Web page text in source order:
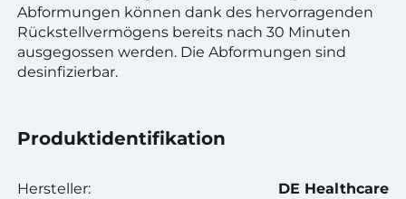
Abformungen können dank des hervorragenden
Rückstellvermögens bereits nach 30 Minuten
ausgegossen werden. Die Abformungen sind
desinfizierbar.
Produktidentifikation
Hersteller: DE Healthcare